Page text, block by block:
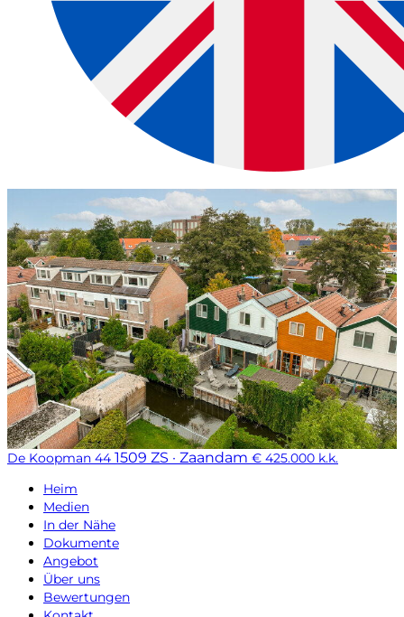
De Koopman 44 1509 ZS · Zaandam € 425.000 k.k.
Heim
Medien
In der Nähe
Dokumente
Angebot
Über uns
Bewertungen